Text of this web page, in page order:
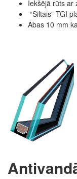
Iekšējā rūts ar
“Siltais” TGI
Abas 10 mm